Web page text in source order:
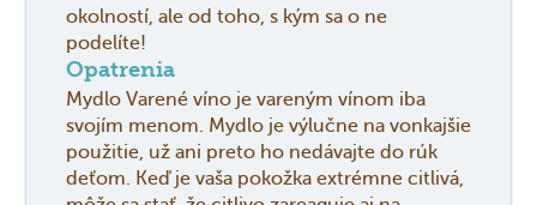
okolností, ale od toho, s kým sa o ne
podelíte!
Opatrenia
Mydlo Varené víno je vareným vínom iba
svojím menom. Mydlo je výlučne na vonkajšie
použitie, už ani preto ho nedávajte do rúk
deťom. Keď je vaša pokožka extrémne citlivá,